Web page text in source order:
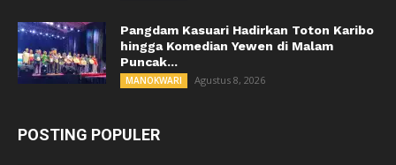
Pangdam Kasuari Hadirkan Toton Karibo
hingga Komedian Yewen di Malam
Puncak...
MANOKWARI Agustus 8, 2026
POSTING POPULER